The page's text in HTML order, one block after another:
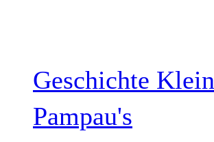
Geschichte Klein
Pampau's